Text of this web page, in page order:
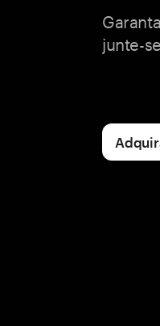
junte-